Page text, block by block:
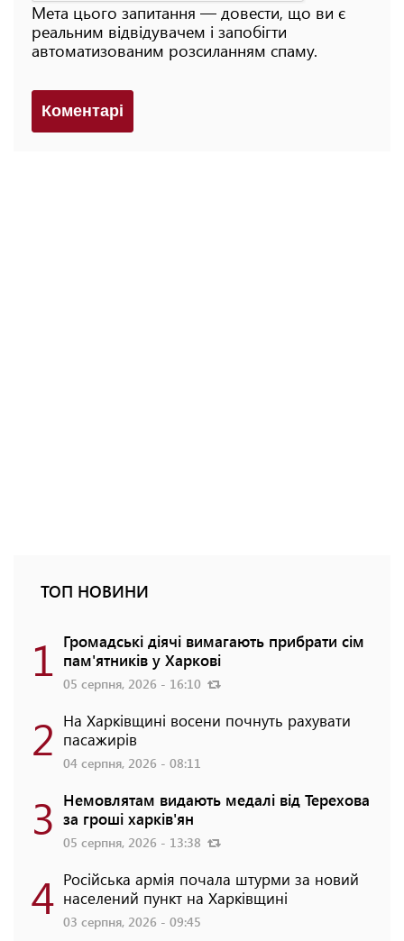
Мета цього запитання — довести, що ви є
реальним відвідувачем і запобігти
автоматизованим розсиланням спаму.
Коментарi
ТОП НОВИНИ
1 Громадські діячі вимагають прибрати сім
пам'ятників у Харкові
05 серпня, 2026 - 16:10
2 На Харківщині восени почнуть рахувати
пасажирів
04 серпня, 2026 - 08:11
3 Немовлятам видають медалі від Терехова
за гроші харків'ян
05 серпня, 2026 - 13:38
4 Російська армія почала штурми за новий
населений пункт на Харківщині
03 серпня, 2026 - 09:45